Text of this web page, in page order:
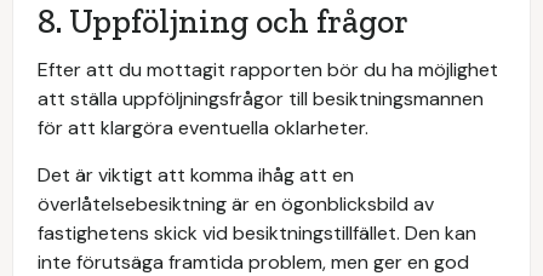
8. Uppföljning och frågor
Efter att du mottagit rapporten bör du ha möjlighet
att ställa uppföljningsfrågor till besiktningsmannen
för att klargöra eventuella oklarheter.
Det är viktigt att komma ihåg att en
överlåtelsebesiktning är en ögonblicksbild av
fastighetens skick vid besiktningstillfället. Den kan
inte förutsäga framtida problem, men ger en god